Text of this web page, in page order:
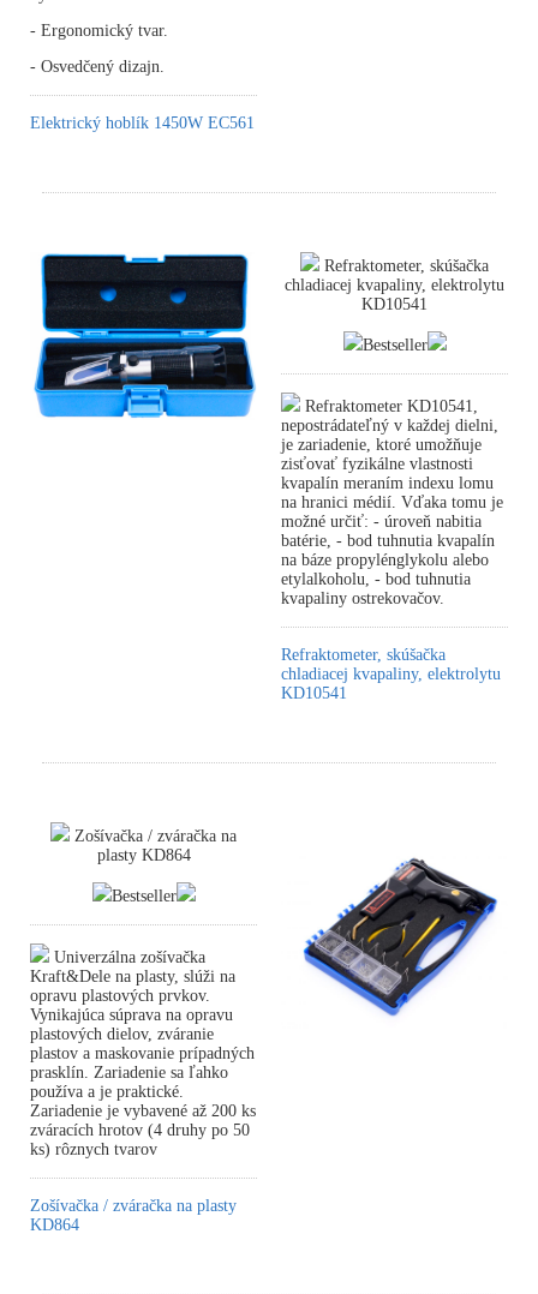
- Ergonomický tvar.
- Osvedčený dizajn.
Elektrický hoblík 1450W EC561
Refraktometer, skúšačka
chladiacej kvapaliny, elektrolytu
KD10541
Bestseller
Refraktometer KD10541,
nepostrádateľný v každej dielni,
je zariadenie, ktoré umožňuje
zisťovať fyzikálne vlastnosti
kvapalín meraním indexu lomu
na hranici médií. Vďaka tomu je
možné určiť: - úroveň nabitia
batérie, - bod tuhnutia kvapalín
na báze propylénglykolu alebo
etylalkoholu, - bod tuhnutia
kvapaliny ostrekovačov.
Refraktometer, skúšačka
chladiacej kvapaliny, elektrolytu
KD10541
Zošívačka / zváračka na
plasty KD864
Bestseller
Univerzálna zošívačka
Kraft&Dele na plasty, slúži na
opravu plastových prvkov.
Vynikajúca súprava na opravu
plastových dielov, zváranie
plastov a maskovanie prípadných
prasklín. Zariadenie sa ľahko
používa a je praktické.
Zariadenie je vybavené až 200 ks
zváracích hrotov (4 druhy po 50
ks) rôznych tvarov
Zošívačka / zváračka na plasty
KD864